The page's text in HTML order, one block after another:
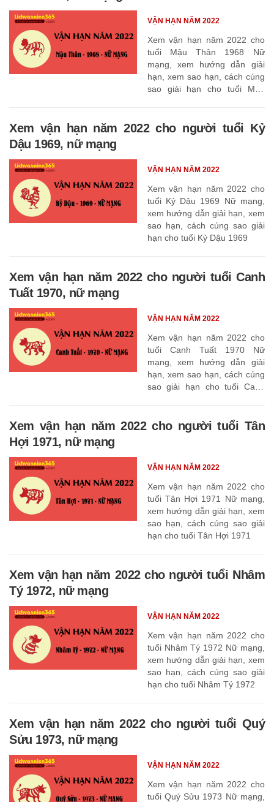
Xem vận hạn năm 2022 cho
tuổi Mậu Thân 1968 Nữ
mạng, xem hướng dẫn giải
hạn, xem sao hạn, cách cúng
sao giải hạn cho tuổi Mậu
VẬN HẠN NĂM 2022
Xem vận hạn năm 2022 cho người tuổi Kỷ
Dậu 1969, nữ mạng
Xem vận hạn năm 2022 cho
tuổi Kỷ Dậu 1969 Nữ mạng,
xem hướng dẫn giải hạn, xem
sao hạn, cách cúng sao giải
hạn cho tuổi Kỷ Dậu 1969
VẬN HẠN NĂM 2022
Xem vận hạn năm 2022 cho người tuổi Canh
Tuất 1970, nữ mạng
Xem vận hạn năm 2022 cho
tuổi Canh Tuất 1970 Nữ
mạng, xem hướng dẫn giải
hạn, xem sao hạn, cách cúng
sao giải hạn cho tuổi Canh
VẬN HẠN NĂM 2022
Xem vận hạn năm 2022 cho người tuổi Tân
Hợi 1971, nữ mạng
Xem vận hạn năm 2022 cho
tuổi Tân Hợi 1971 Nữ mạng,
xem hướng dẫn giải hạn, xem
sao hạn, cách cúng sao giải
hạn cho tuổi Tân Hợi 1971
VẬN HẠN NĂM 2022
Xem vận hạn năm 2022 cho người tuổi Nhâm
Tý 1972, nữ mạng
Xem vận hạn năm 2022 cho
tuổi Nhâm Tý 1972 Nữ mạng,
xem hướng dẫn giải hạn, xem
sao hạn, cách cúng sao giải
hạn cho tuổi Nhâm Tý 1972
VẬN HẠN NĂM 2022
Xem vận hạn năm 2022 cho người tuổi Quý
Sửu 1973, nữ mạng
Xem vận hạn năm 2022 cho
tuổi Quý Sửu 1973 Nữ mạng,
VẬN HẠN NĂM 2022